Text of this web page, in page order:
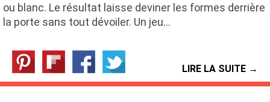
ou blanc. Le résultat laisse deviner les formes derrière
la porte sans tout dévoiler. Un jeu…
LIRE LA SUITE →